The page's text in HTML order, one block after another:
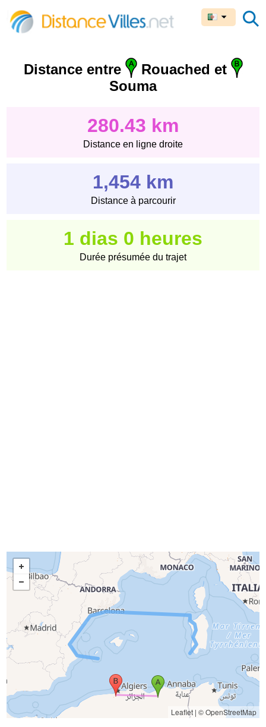
Distance entre
Rouached et
Souma
280.43 km
Distance en ligne droite
1,454 km
Distance à parcourir
1 dias 0 heures
Durée présumée du trajet
Leaflet| © OpenStreetMap